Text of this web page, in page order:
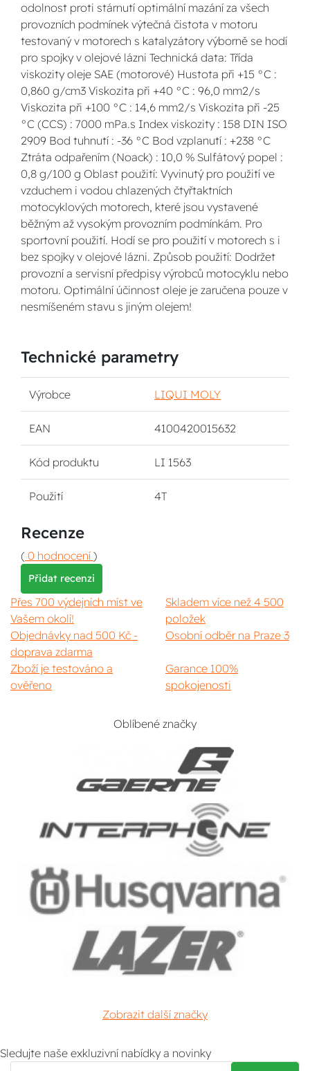
odolnost proti stárnutí optimální mazání za všech
provozních podmínek výtečná čistota v motoru
testovaný v motorech s katalyzátory výborně se hodí
pro spojky v olejové lázni Technická data: Třída
viskozity oleje SAE (motorové) Hustota při +15 °C :
0,860 g/cm3 Viskozita při +40 °C : 96,0 mm2/s
Viskozita při +100 °C : 14,6 mm2/s Viskozita při -25
°C (CCS) : 7000 mPa.s Index viskozity : 158 DIN ISO
2909 Bod tuhnutí : -36 °C Bod vzplanutí : +238 °C
Ztráta odpařením (Noack) : 10,0 % Sulfátový popel :
0,8 g/100 g Oblast použití: Vyvinutý pro použití ve
vzduchem i vodou chlazených čtyřtaktních
motocyklových motorech, které jsou vystavené
běžným až vysokým provozním podmínkám. Pro
sportovní použití. Hodí se pro použití v motorech s i
bez spojky v olejové lázni. Způsob použití: Dodržet
provozní a servisní předpisy výrobců motocyklu nebo
motoru. Optimální účinnost oleje je zaručena pouze v
nesmíšeném stavu s jiným olejem!
Technické parametry
Výrobce LIQUI MOLY
EAN 4100420015632
Kód produktu LI 1563
Použití 4T
Recenze
( 0 hodnocení )
Přidat recenzi
Přes 700 výdejních míst ve
Vašem okolí!
Skladem více než 4 500
položek
Objednávky nad 500 Kč -
doprava zdarma
Osobní odběr na Praze 3
Zboží je testováno a
ověřeno
Garance 100%
spokojenosti
Oblíbené značky
Zobrazit další značky
Sledujte naše exkluzivní nabídky a novinky